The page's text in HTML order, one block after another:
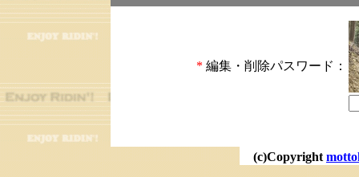
* 編集・削除パスワード：
(c)Copyright